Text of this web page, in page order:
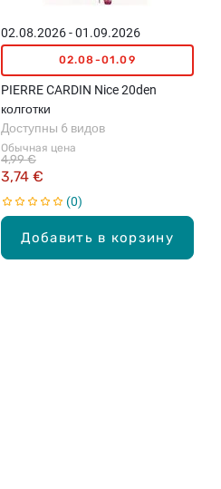
Добавить в корзину
02.08.2026 - 01.09.2026
02.08-01.09
PIERRE CARDIN Nice 20den
колготки
Обычная цена
3,74 €
4,99 €
Доступны 6 видов
0